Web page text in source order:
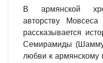
В армянской
авторству Мовсеса
рассказывается
Семирамиды
любви к армянскому